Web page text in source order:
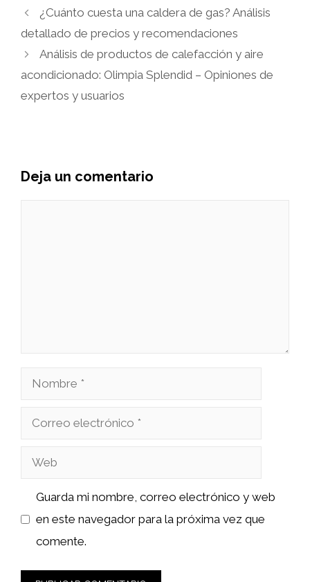
¿Cuánto cuesta una caldera de gas? Análisis
detallado de precios y recomendaciones
Análisis de productos de calefacción y aire
acondicionado: Olimpia Splendid – Opiniones de
expertos y usuarios
Deja un comentario
Nombre
Correo
Web
Guarda mi nombre, correo electrónico y web
en este navegador para la próxima vez que
comente.